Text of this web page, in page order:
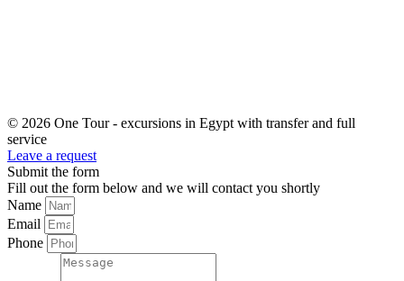
© 2026 One Tour - excursions in Egypt with transfer and full
service
Leave a request
Submit the form
Fill out the form below and we will contact you shortly
Name
Email
Phone